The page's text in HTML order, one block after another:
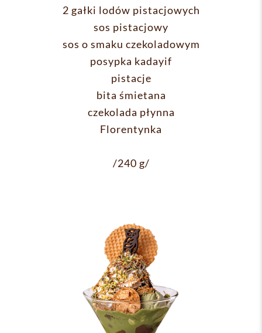
2 gałki lodów pistacjowych
sos pistacjowy
sos o smaku czekoladowym
posypka kadayif
pistacje
bita śmietana
czekolada płynna
Florentynka
/240 g/